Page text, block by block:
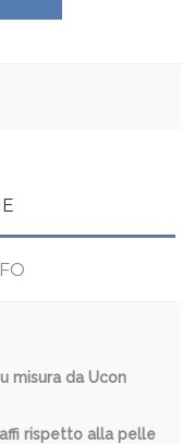
misura da Ucon
rispetto alla pelle